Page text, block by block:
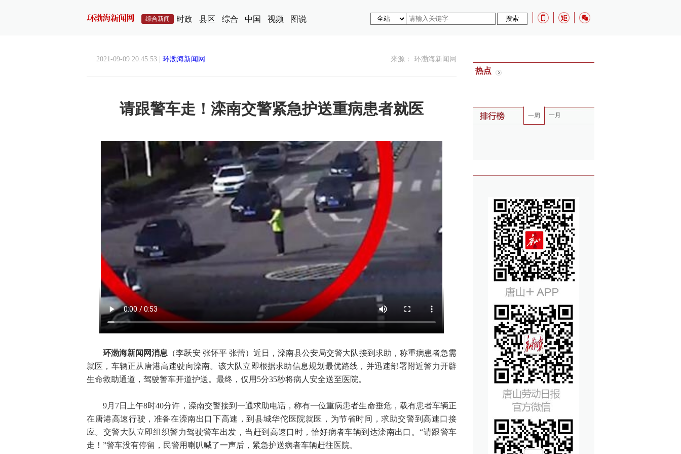
综合新闻 时政 县区 综合 中国 视频 图说
2021-09-09 20:45:53 环渤海新闻网 来源： 环渤海新闻网
请跟警车走！滦南交警紧急护送重病患者就医
环渤海新闻网消息 （李跃安 张怀平 张蕾）近日，滦南县公安局交警大队接到求助，称重病患者急需
就医，车辆正从唐港高速驶向滦南。该大队立即根据求助信息规划最优路线，并迅速部署附近警力开辟
生命救助通道，驾驶警车开道护送。最终，仅用5分35秒将病人安全送至医院。
9月7日上午8时40分许，滦南交警接到一通求助电话，称有一位重病患者生命垂危，载有患者车辆正
在唐港高速行驶，准备在滦南出口下高速，到县城华佗医院就医，为节省时间，求助交警到高速口接
应。交警大队立即组织警力驾驶警车出发，当赶到高速口时，恰好病者车辆到达滦南出口。“请跟警车
走！”警车没有停留，民警用喇叭喊了一声后，紧急护送病者车辆赶往医院。
热点
一周 一月